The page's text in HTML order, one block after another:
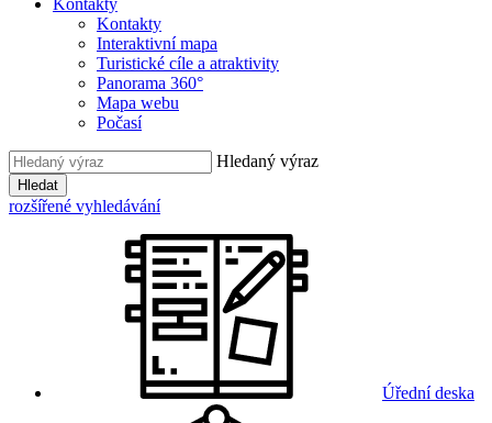
Kontakty
Kontakty
Interaktivní mapa
Turistické cíle a atraktivity
Panorama 360°
Mapa webu
Počasí
Hledaný výraz
Hledat
rozšířené vyhledávání
Úřední deska